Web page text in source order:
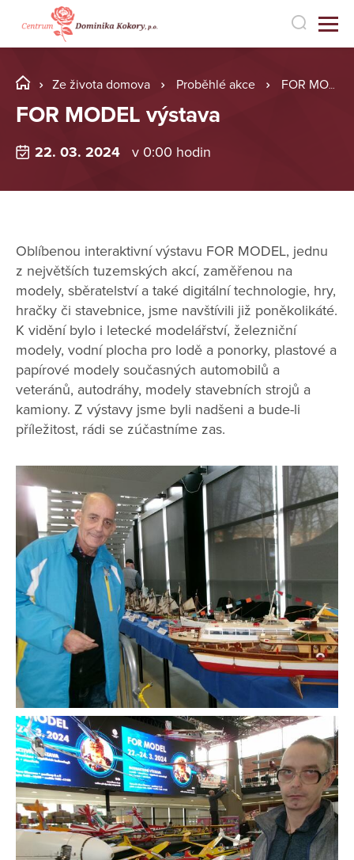
Ze života domova Proběhlé akce FOR MODEL výstava
FOR MODEL výstava
22. 03. 2024 v 0:00 hodin
Oblíbenou interaktivní výstavu FOR MODEL, jednu
z největších tuzemských akcí, zaměřenou na
modely, sběratelství a také digitální technologie, hry,
hračky či stavebnice, jsme navštívili již poněkolikáté.
K vidění bylo i letecké modelářství, železniční
modely, vodní plocha pro lodě a ponorky, plastové a
papírové modely současných automobilů a
veteránů, autodráhy, modely stavebních strojů a
kamiony. Z výstavy jsme byli nadšeni a bude-li
příležitost, rádi se zúčastníme zas.